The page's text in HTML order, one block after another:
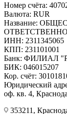
Номер счёта:
Валюта: RUR
Название:
ИНН: 2311345065
КПП: 231101001
Банк: ФИЛИАЛ
БИК: 046015207
Кор. счёт:
Юридический
оф. кв. 4,
353211,